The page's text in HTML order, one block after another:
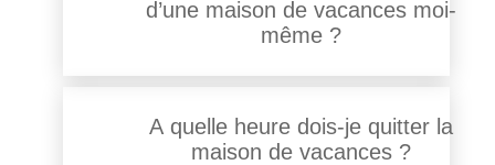
d’une maison de vacances moi-
même ?
A quelle heure dois-je quitter la
maison de vacances ?